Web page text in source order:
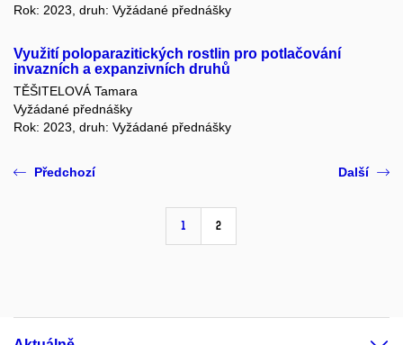
Rok: 2023, druh: Vyžádané přednášky
Využití poloparazitických rostlin pro potlačování
invazních a expanzivních druhů
TĚŠITELOVÁ Tamara
Vyžádané přednášky
Rok: 2023, druh: Vyžádané přednášky
Předchozí
1 2
Další